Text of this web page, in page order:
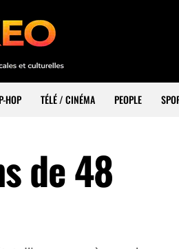
HOP TÉLÉ / CINÉMA PEOPLE
de 48